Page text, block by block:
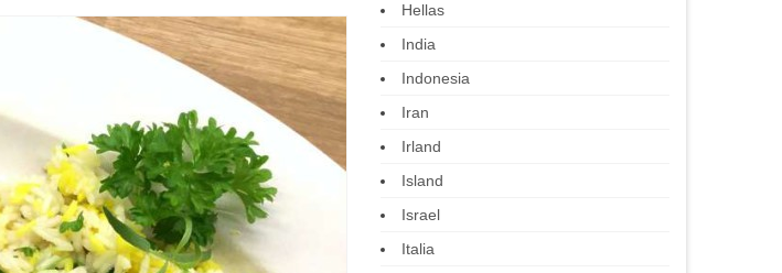
Hellas
India
Indonesia
Iran
Irland
Island
Israel
Italia